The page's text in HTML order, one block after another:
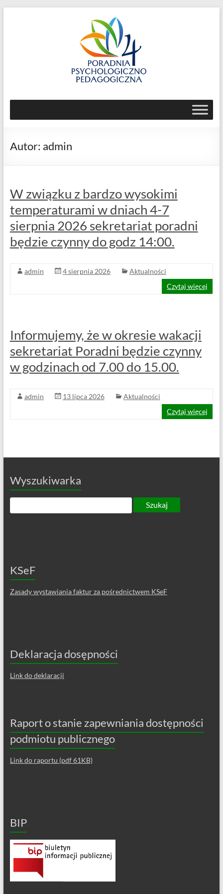
Poradnia
Psychologiczno-
nr
ul.
Jemiołowa
59,
53-
426
Wrocław
Autor: admin
W związku z bardzo wysokimi
temperaturami w dniach 4-7
sierpnia 2026 sekretariat poradni
będzie czynny do godz 14:00.
admin 4 sierpnia 2026
Aktualności
Czytaj więcej
Informujemy, że w okresie wakacji
sekretariat Poradni będzie czynny
w godzinach od 7.00 do 15.00.
admin 13 lipca 2026
Aktualności
Czytaj więcej
Wyszukiwarka
KSeF
Zasady wystawiania faktur za pośrednictwem KSeF
Deklaracja dosępności
Link do deklaracji
Raport o stanie zapewniania dostępności
podmiotu publicznego
Link do raportu (pdf 61KB)
BIP